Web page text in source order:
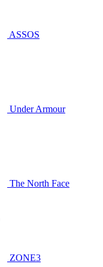
ASSOS
Under Armour
The North Face
ZONE3